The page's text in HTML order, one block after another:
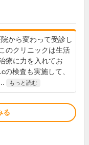
から変わって受診し
のクリニックは生活
療に力を入れてお
の検査も実施して、
もっと読む
る